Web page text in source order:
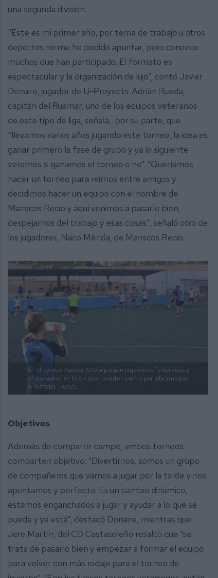
una segunda división.
“Este es mi primer año, por tema de trabajo u otros
deportes no me he podido apuntar, pero conozco
muchos que han participado. El formato es
espectacular y la organización de lujo”, contó Javier
Donaire, jugador de U-Proyects. Adrián Rueda,
capitán del Ruamar, uno de los equipos veteranos
de este tipo de liga, señala, por su parte, que
“llevamos varios años jugando este torneo, la idea es
ganar primero la fase de grupo y ya lo siguiente
veremos si ganamos el torneo o no”. “Queríamos
hacer un torneo para reirnos entre amigos y
decidimos hacer un equipo con el nombre de
Mariscos Recio y aquí venimos a pasarlo bien,
despejarnos del trabajo y esas cosas”, señaló otro de
los jugadores, Naco Mérida, de Mariscos Recio.
En el torneo Asador Otola juegan jugadores federados y
aficionados, en la EH solo pueden participar aficionados.
ALBERTO LAGO
Objetivos
Además de compartir campo, ambos torneos
comparten objetivo: “Divertirnos, somos un grupo
de compañeros que vamos a jugar por la tarde y nos
apuntamos y perfecto. Es un cambio dinámico,
estamos enganchados a jugar y ayudar a lo que se
pueda y ya está”, destacó Donaire, mientras que
Jere Martín, del CD Costasoleño resaltó que “se
trata de pasarlo bien y empezar a formar el equipo
para volver con más rodaje para el torneo de